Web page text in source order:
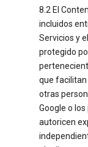
8.2 El
incluidos
Servicios y
protegido
que facilitan
otras
Google o
autoricen